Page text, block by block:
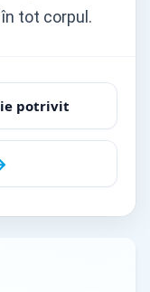
tot corpul.
potrivit